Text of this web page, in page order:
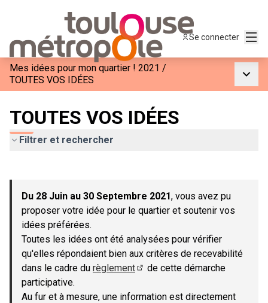
Se connecter
Mes idées pour mon quartier ! 2021 /
TOUTES VOS IDÉES
TOUTES VOS IDÉES
Filtrer et rechercher
−
Du 28 Juin au 30 Septembre 2021, vous avez pu
proposer votre idée pour le quartier et soutenir vos
idées préférées.
Toutes les idées ont été analysées pour vérifier
qu'elles répondaient bien aux critères de recevabilité
dans le cadre du règlement
de cette démarche
participative.
Au fur et à mesure, une information est directement